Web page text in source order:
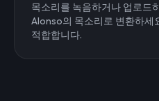
목소리를 녹음하거나 업로드
Alonso의 목소리로 변환하세
적합합니다.